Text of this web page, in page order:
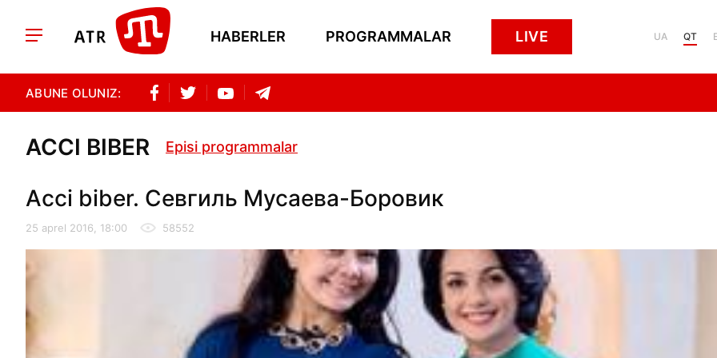
HABERLER PROGRAMMALAR LIVE UA QT
ABUNE OLUNIZ:
ACCI BIBER Episi programmalar
Acci biber. Севгиль Мусаева-Боровик
25 aprel 2016, 18:00 58552